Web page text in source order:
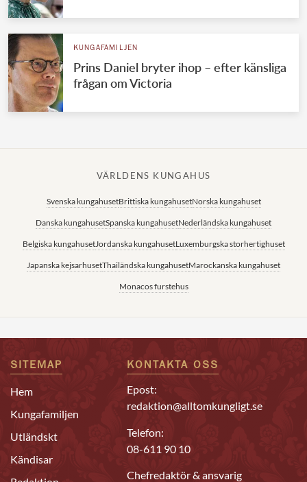
KUNGAFAMILJEN
Prins Daniel bryter ihop – efter känsliga
frågan om Victoria
VÄRLDENS KUNGAHUS
Svenska kungahusetBrittiska kungahusetNorska kungahuset
Danska kungahusetSpanska kungahusetNederländska kungahuset
Belgiska kungahusetJordanska kungahusetLuxemburgska storhertighuset
Japanska kejsarhusetThailändska kungahusetMarockanska kungahuset
Monacos furstehus
SITEMAP
Hem
Kungafamiljen
Utländskt
Kändisar
KONTAKTA OSS
Epost:
redaktion@alltomkungligt.se
Telefon:
08-611 90 10
Chefredaktör & ansvarig